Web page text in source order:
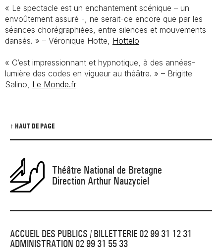
« Le spectacle est un enchantement scénique – un
envoûtement assuré -, ne serait-ce encore que par les
séances chorégraphiées, entre silences et mouvements
dansés. » – Véronique Hotte, Hottelo
« C’est impressionnant et hypnotique, à des années-
lumière des codes en vigueur au théâtre. » – Brigitte
Salino, Le Monde.fr
↑ HAUT DE PAGE
Théâtre National de Bretagne
Direction Arthur Nauzyciel
ACCUEIL DES PUBLICS / BILLETTERIE 02 99 31 12 31
ADMINISTRATION 02 99 31 55 33